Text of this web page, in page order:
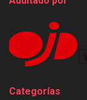
Categorías